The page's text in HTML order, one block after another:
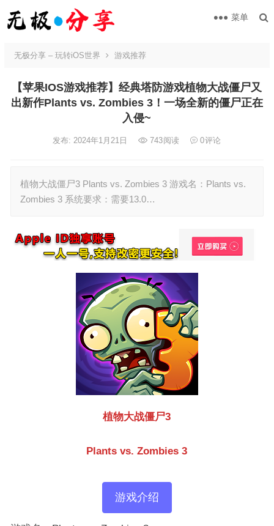
菜单
无极分享 – 玩转iOS世界 游戏推荐
【苹果IOS游戏推荐】经典塔防游戏植物大战僵尸又
出新作Plants vs. Zombies 3！一场全新的僵尸正在
入侵~
发布: 2024年1月21日 743阅读 0评论
植物大战僵尸3 Plants vs. Zombies 3 游戏名：Plants vs.
Zombies 3 系统要求：需要13.0…
植物大战僵尸3
Plants vs. Zombies 3
游戏介绍